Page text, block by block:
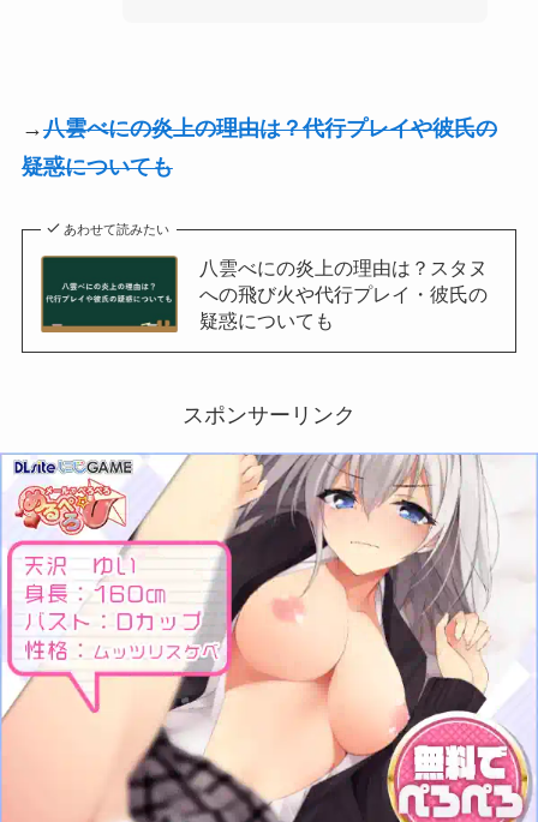
→八雲べにの炎上の理由は？代行プレイや彼氏の
疑惑についても
あわせて読みたい
八雲べにの炎上の理由は？スタヌ
への飛び火や代行プレイ・彼氏の
疑惑についても
スポンサーリンク